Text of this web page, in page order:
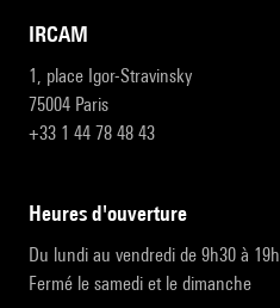
IRCAM
1, place Igor-Stravinsky
75004 Paris
+33 1 44 78 48 43
heures d'ouverture
Du lundi au vendredi de 9h30 à 19h
Fermé le samedi et le dimanche